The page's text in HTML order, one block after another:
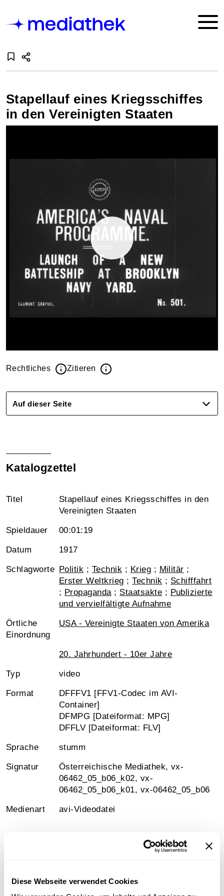
Diese Webseite verwendet Cookies
Stapellauf eines Kriegsschiffes
in den Vereinigten Staaten
Rechtliches Zitieren
Auf dieser Seite
Katalogzettel
Titel
Stapellauf eines Kriegsschiffes in den
Vereinigten Staaten
Spieldauer 00:01:19
Datum 1917
Schlagworte Politik ; Technik ; Krieg ; Militär ;
Erster Weltkrieg ;Technik ; Schifffahrt
; Propaganda; Staatsakte ; Publizierte
und vervielfältigte Aufnahme
Örtliche
Einordnung
USA - Vereinigte Staaten von Amerika
20. Jahrhundert - 10er Jahre
Typ video
Format
DFFFV1 [FFV1-Codec im AVI-
Container]
DFMPG [Dateiformat: MPG]
DFFLV [Dateiformat: FLV]
Sprache stumm
Signatur
Österreichische Mediathek, vx-
06462_05_b06_k02, vx-
06462_05_b06_k01, vx-06462_05_b06
Medienart avi-Videodatei
Sammlungsgeschichte